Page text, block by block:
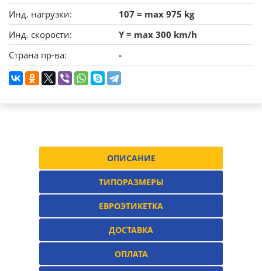
Инд. нагрузки:
107 = max 975 kg
Инд. скорости:
Y = max 300 km/h
Страна пр-ва:
-
ОПИСАНИЕ
ТИПОРАЗМЕРЫ
ЕВРОЭТИКЕТКА
ДОСТАВКА
ОПЛАТА